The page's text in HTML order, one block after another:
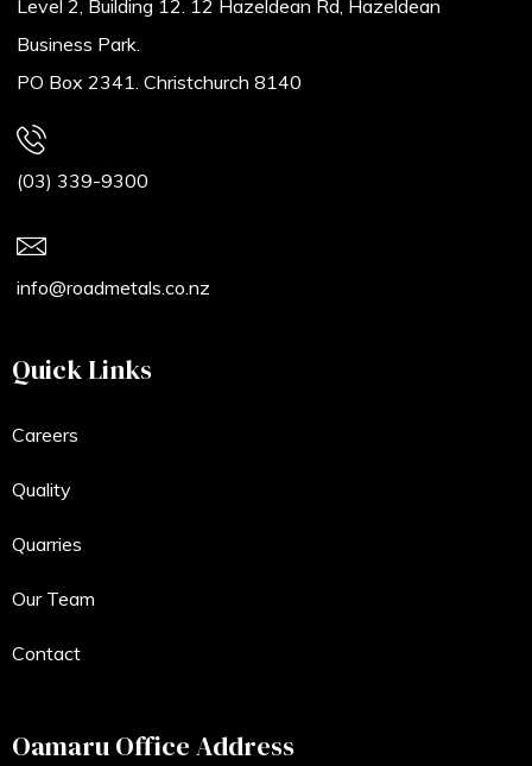
Level 2, Building 12. 12 Hazeldean Rd, Hazeldean
Business Park.
PO Box 2341. Christchurch 8140
(03) 339-9300
info@roadmetals.co.nz
Quick Links
Careers
Quality
Quarries
Our Team
Contact
Oamaru Office Address